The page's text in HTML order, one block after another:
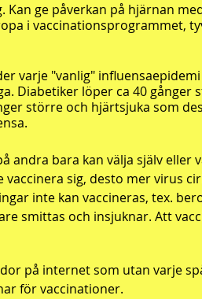
ge påverkan på hjärnan
i vaccinationsprogrammet,
varje "vanlig"
Diabetiker löper ca 40 gånger
större och hjärtsjuka som
andra bara kan välja själv eller
sig, desto mer virus
inte kan vaccineras, tex.
smittas och insjuknar. Att
på internet som utan varje
för vaccinationer.